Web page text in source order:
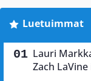
Luetuimmat
Lauri
Zach